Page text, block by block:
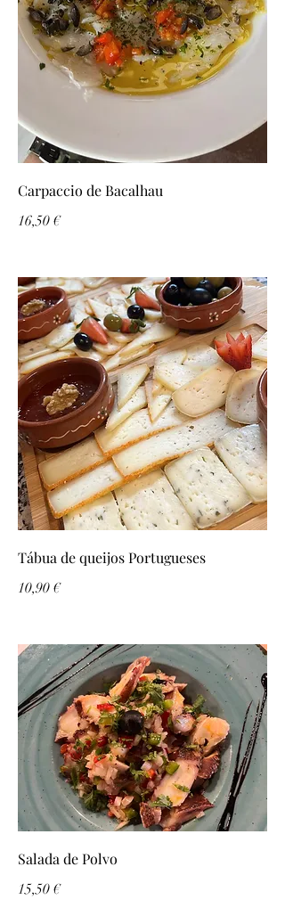
Carpaccio de Bacalhau
16,50 €
Tábua de queijos Portugueses
10,90 €
Salada de Polvo
15,50 €